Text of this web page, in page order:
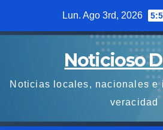
Lun. Ago 3rd, 2026
Noticioso
Noticias locales, nacionales e
veracidad